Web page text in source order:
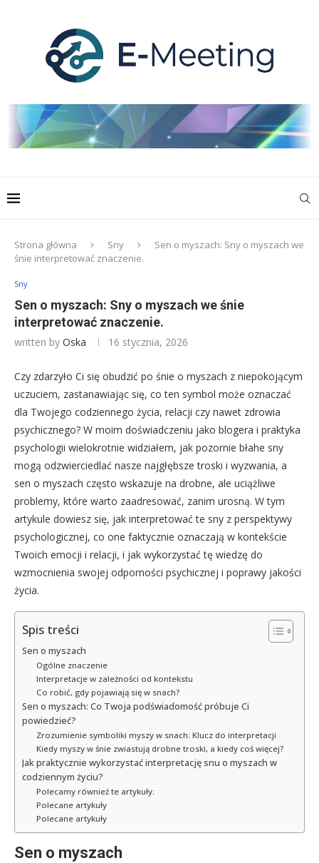
Strona główna Sny
Sen o myszach: Sny o myszach we
śnie interpretować znaczenie.
Sny
Sen o myszach: Sny o myszach we śnie
interpretować znaczenie.
written by Oska 16 stycznia, 2026
Czy zdarzyło Ci się obudzić po śnie o myszach z niepokojącym
uczuciem, zastanawiając się, co ten symbol może oznaczać
dla Twojego codziennego życia, relacji czy nawet zdrowia
psychicznego? W moim doświadczeniu jako blogera i praktyka
psychologii wielokrotnie widziałem, jak pozornie błahe sny
mogą odzwierciedlać nasze najgłębsze troski i wyzwania, a
sen o myszach często wskazuje na drobne, ale uciążliwe
problemy, które warto zaadresować, zanim urosną. W tym
artykule dowiesz się, jak interpretować te sny z perspektywy
psychologicznej, co one faktycznie oznaczają w kontekście
Twoich emocji i relacji, i jak wykorzystać tę wiedzę do
wzmocnienia swojej odporności psychicznej i poprawy jakości
życia.
Spis treści
Sen o myszach
Ogólne znaczenie
Interpretacje w zależności od kontekstu
Co robić, gdy pojawiają się w snach?
Sen o myszach: Co Twoja podświadomość próbuje Ci
powiedzieć?
Zrozumienie symboliki myszy w snach: Klucz do interpretacji
Kiedy myszy w śnie zwiastują drobne troski, a kiedy coś więcej?
Jak praktycznie wykorzystać interpretację snu o myszach w
codziennym życiu?
Polecamy również te artykuły:
Polecane artykuły
Polecane artykuły
Sen o myszach